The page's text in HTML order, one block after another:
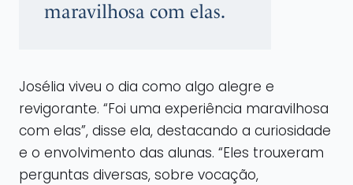
maravilhosa com elas.
Josélia viveu o dia como algo alegre e
revigorante. “Foi uma experiência maravilhosa
com elas”, disse ela, destacando a curiosidade
e o envolvimento das alunas. “Eles trouxeram
perguntas diversas, sobre vocação,